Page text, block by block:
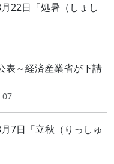
22日「処暑（しょし
表～経済産業省が下請
07
7日「立秋（りっしゅ